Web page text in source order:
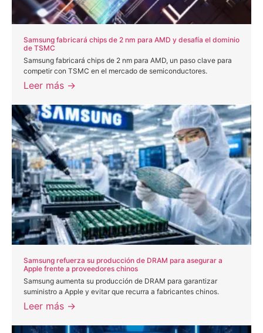
Samsung fabricará chips de 2 nm para AMD y desafía el dominio
de TSMC
Samsung fabricará chips de 2 nm para AMD, un paso clave para
competir con TSMC en el mercado de semiconductores.
Leer más →
Samsung refuerza su producción de DRAM para asegurar a
Apple frente a proveedores chinos
Samsung aumenta su producción de DRAM para garantizar
suministro a Apple y evitar que recurra a fabricantes chinos.
Leer más →